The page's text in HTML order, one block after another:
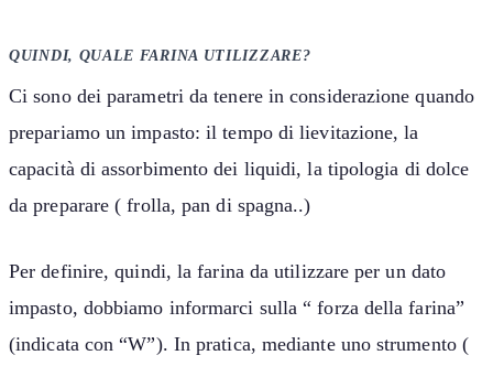
QUINDI, QUALE FARINA UTILIZZARE?
Ci sono dei parametri da tenere in considerazione quando
prepariamo un impasto: il tempo di lievitazione, la
capacità di assorbimento dei liquidi, la tipologia di dolce
da preparare ( frolla, pan di spagna..)
Per definire, quindi, la farina da utilizzare per un dato
impasto, dobbiamo informarci sulla “ forza della farina”
(indicata con “W”). In pratica, mediante uno strumento (